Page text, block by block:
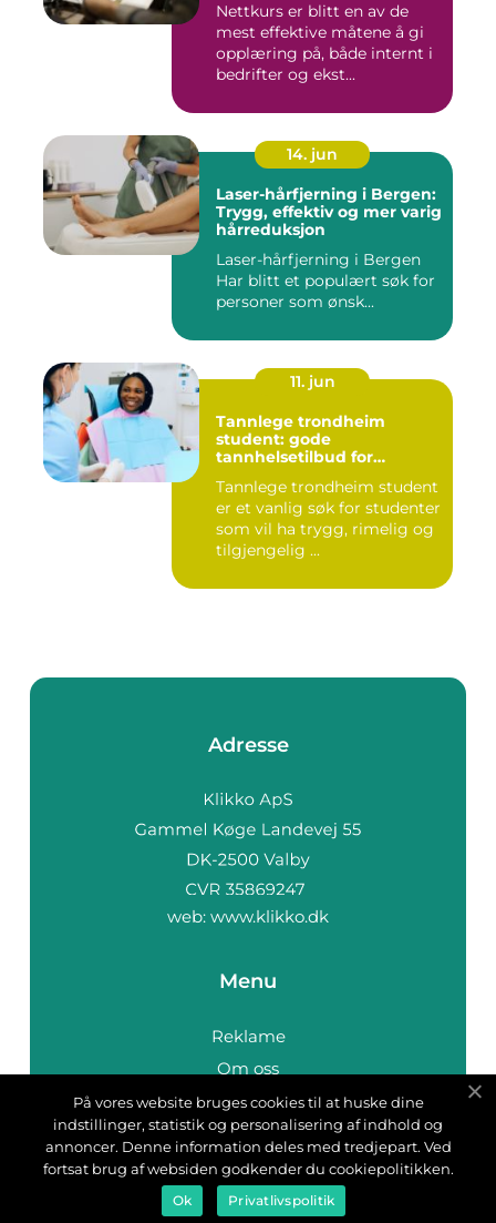
Nettkurs er blitt en av de
mest effektive måtene å gi
opplæring på, både internt i
bedrifter og ekst...
14. jun
Laser-hårfjerning i Bergen:
Trygg, effektiv og mer varig
hårreduksjon
Laser-hårfjerning i Bergen
Har blitt et populært søk for
personer som ønsk...
11. jun
Tannlege trondheim
student: gode
tannhelsetilbud for
Tannlege trondheim student
er et vanlig søk for studenter
som vil ha trygg, rimelig og
tilgjengelig ...
Adresse
web: www.klikko.dk
Menu
Reklame
Om oss
Cookies
Kontakt Oss
Sitemap
På vores website bruges cookies til at huske dine
indstillinger, statistik og personalisering af indhold og
annoncer. Denne information deles med tredjepart. Ved
fortsat brug af websiden godkender du cookiepolitikken.
Ok Privatlivspolitik